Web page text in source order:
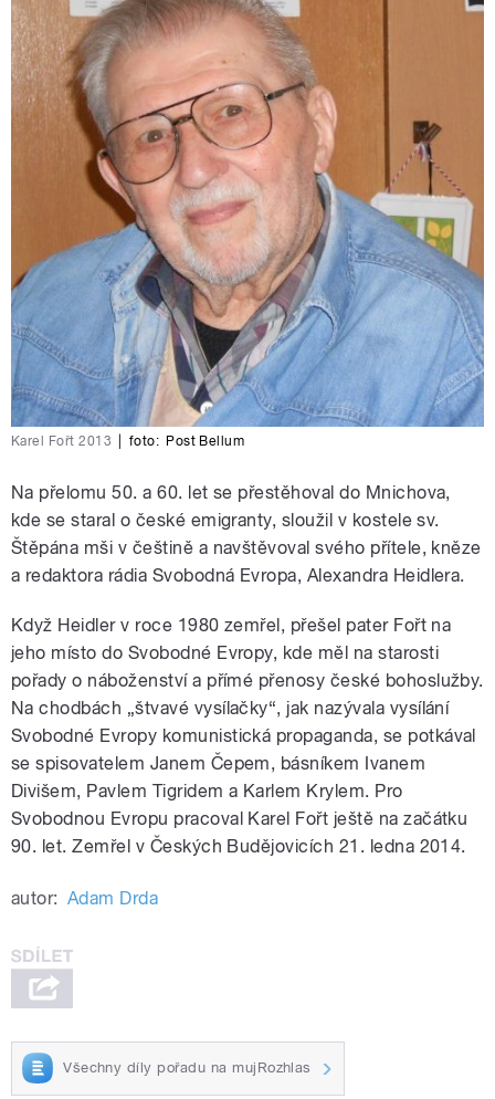
Karel Fořt 2013 foto: Post Bellum
Na přelomu 50. a 60. let se přestěhoval do Mnichova,
kde se staral o české emigranty, sloužil v kostele sv.
Štěpána mši v češtině a navštěvoval svého přítele, kněze
a redaktora rádia Svobodná Evropa, Alexandra Heidlera.
Když Heidler v roce 1980 zemřel, přešel pater Fořt na
jeho místo do Svobodné Evropy, kde měl na starosti
pořady o náboženství a přímé přenosy české bohoslužby.
Na chodbách „štvavé vysílačky“, jak nazývala vysílání
Svobodné Evropy komunistická propaganda, se potkával
se spisovatelem Janem Čepem, básníkem Ivanem
Divišem, Pavlem Tigridem a Karlem Krylem. Pro
Svobodnou Evropu pracoval Karel Fořt ještě na začátku
90. let. Zemřel v Českých Budějovicích 21. ledna 2014.
autor: Adam Drda
Všechny díly pořadu na mujRozhlas